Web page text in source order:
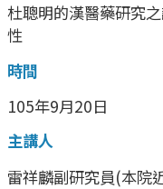
杜聰明的漢醫藥研究
性
時間
105年9月20日
主講人
雷祥麟副研究員(本院